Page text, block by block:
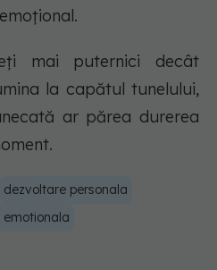
mai puternici decât
la capătul tunelului,
ar părea durerea
dezvoltare personala
emotionala